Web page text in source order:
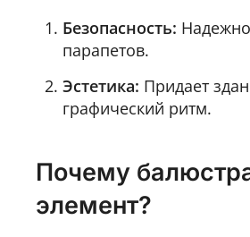
Безопасность:
парапетов.
Эстетика: Придает
графический ритм.
Почему
элемент?